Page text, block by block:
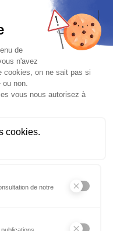
du
de
n'avez
cookies, on ne sait pas si
non.
vous nous autorisez à
cookies.
de notre